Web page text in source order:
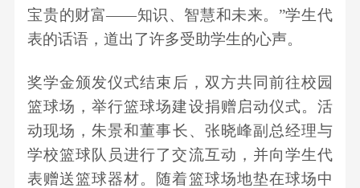
宝贵的财富——知识、智慧和未来。”学生代
表的话语，道出了许多受助学生的心声。
奖学金颁发仪式结束后，双方共同前往校园
篮球场，举行篮球场建设捐赠启动仪式。活
动现场， 朱景和董事长、 张晓峰副总经理与
学校篮球队员进行了交流互动，并向学生代
表赠送篮球器材。随着篮球场地垫在球场中